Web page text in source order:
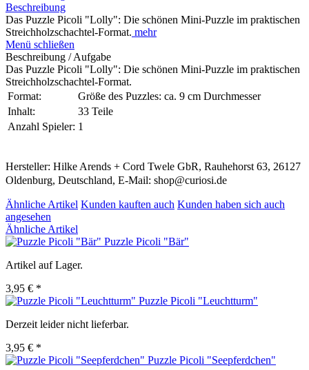
Beschreibung
Das Puzzle Picoli "Lolly": Die schönen Mini-Puzzle im praktischen
Streichholzschachtel-Format. mehr
Menü schließen
Beschreibung / Aufgabe
Das Puzzle Picoli "Lolly": Die schönen Mini-Puzzle im praktischen
Streichholzschachtel-Format.
Format:
Größe des Puzzles: ca. 9 cm Durchmesser
Inhalt:
33 Teile
Anzahl Spieler: 1
Hersteller: Hilke Arends + Cord Twele GbR, Rauhehorst 63, 26127
Oldenburg, Deutschland, E-Mail: shop@curiosi.de
Ähnliche Artikel Kunden kauften auch Kunden haben sich auch
angesehen
Ähnliche Artikel
Puzzle Picoli "Bär"
Artikel auf Lager.
3,95 € *
Puzzle Picoli "Leuchtturm"
Derzeit leider nicht lieferbar.
3,95 € *
Puzzle Picoli "Seepferdchen"